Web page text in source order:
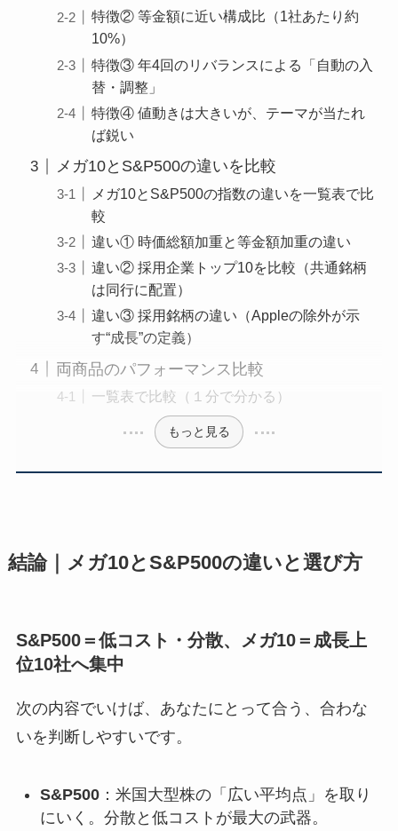
特徴② 等金額に近い構成比（1社あたり約
10%）
特徴③ 年4回のリバランスによる「自動の入
替・調整」
特徴④ 値動きは大きいが、テーマが当たれ
ば鋭い
メガ10とS&P500の違いを比較
メガ10とS&P500の指数の違いを一覧表で比
較
違い① 時価総額加重と等金額加重の違い
違い② 採用企業トップ10を比較（共通銘柄
は同行に配置）
違い③ 採用銘柄の違い（Appleの除外が示
す“成長”の定義）
両商品のパフォーマンス比較
一覧表で比較（１分で分かる）
もっと見る
結論｜メガ10とS&P500の違いと選び方
S&P500＝低コスト・分散、メガ10＝成長上
位10社へ集中
次の内容でいけば、あなたにとって合う、合わな
いを判断しやすいです。
S&P500：米国大型株の「広い平均点」を取り
にいく。分散と低コストが最大の武器。